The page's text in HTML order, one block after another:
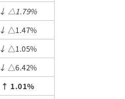
↓ △1.79%
↓ △1.47%
↓ △1.05%
↓ △6.42%
↑ 1.01%